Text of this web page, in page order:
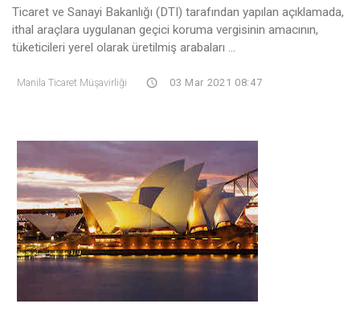
Ticaret ve Sanayi Bakanlığı (DTI) tarafından yapılan açıklamada,
ithal araçlara uygulanan geçici koruma vergisinin amacının,
tüketicileri yerel olarak üretilmiş arabaları ...
Manila Ticaret Müşavirliği 03 Mar 2021 08:47